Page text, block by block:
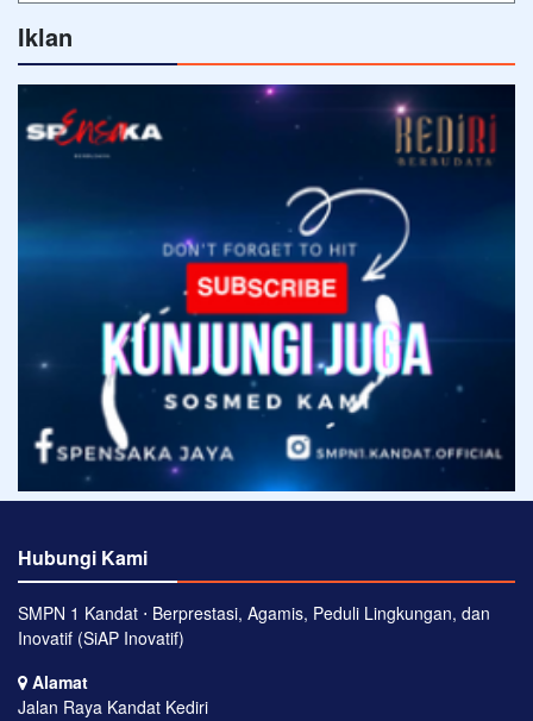
Iklan
Hubungi Kami
SMPN 1 Kandat ⋅ Berprestasi, Agamis, Peduli Lingkungan, dan
Inovatif (SiAP Inovatif)
Alamat
Jalan Raya Kandat Kediri